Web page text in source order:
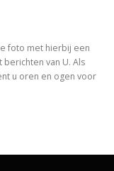
foto met hierbij een
van U. Als
u oren en ogen voor